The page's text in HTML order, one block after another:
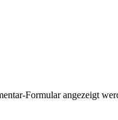
Formular angezeigt